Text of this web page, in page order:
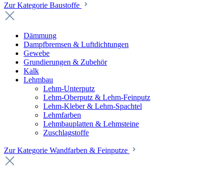
Zur Kategorie Baustoffe
Dämmung
Dampfbremsen & Luftdichtungen
Gewebe
Grundierungen & Zubehör
Kalk
Lehmbau
Lehm-Unterputz
Lehm-Oberputz & Lehm-Feinputz
Lehm-Kleber & Lehm-Spachtel
Lehmfarben
Lehmbauplatten & Lehmsteine
Zuschlagstoffe
Zur Kategorie Wandfarben & Feinputze